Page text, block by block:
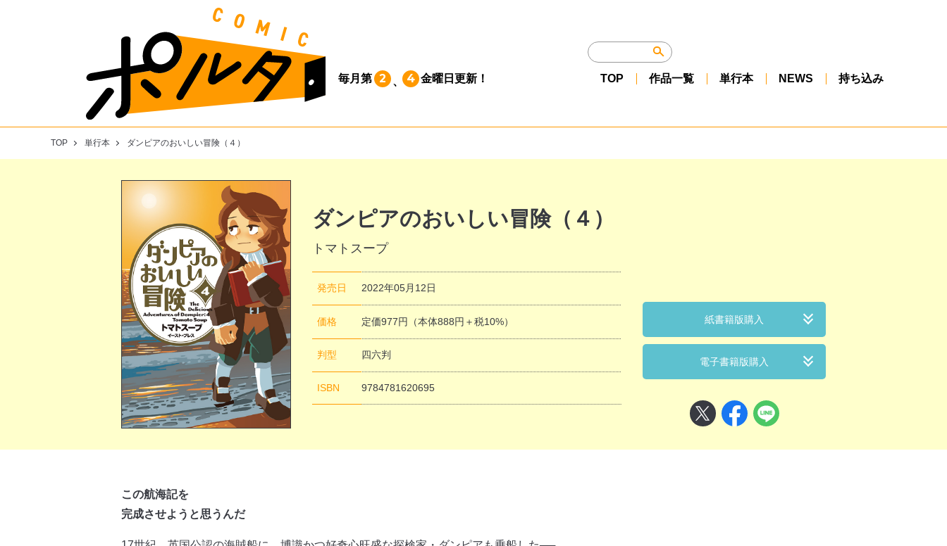
毎月第 2 、 4 金曜日 更新！ TOP 作品一覧 単行本 NEWS 持ち込み
TOP
閉じる
TOP 単行本 ダンピアのおいしい冒険（４）
ダンピアのおいしい冒険（４）
トマトスープ
発売日 2022年05月12日
価格 定価977円（本体888円＋税10%）
判型 四六判
ISBN 9784781620695
紙書籍版購入
電子書籍版購入
この航海記を
完成させようと思うんだ